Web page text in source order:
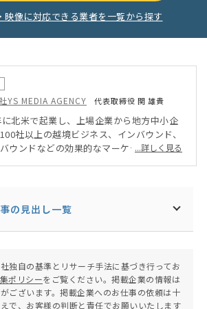
映像に対応できる業者を一覧から探す
YS MEDIA AGENCY 代表取締役 関 雄貴
北米で起業し、上場企業から地方中小企
社以上の越境ビジネス、インバウンド、
ウンドなどの効果的なマーケティング戦略
...詳しく見る
の見出し一覧
独自の基準とリサーチ手法に基づき行ってお
ポリシーをご覧ください。掲載企業の情報は
ございます。掲載企業へのお仕事の依頼は十
で、お客様の判断と責任でお願いいたします